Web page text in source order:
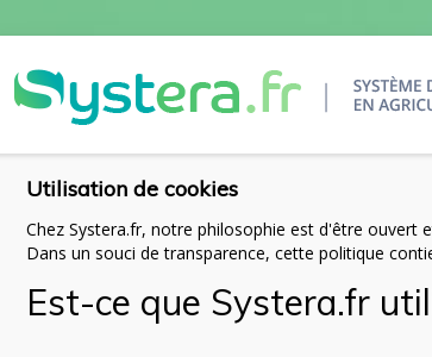
Utilisation de cookies
Chez Systera.fr, notre philosophie est d'être ouvert
Dans un souci de transparence, cette politique
Est-ce que Systera.fr